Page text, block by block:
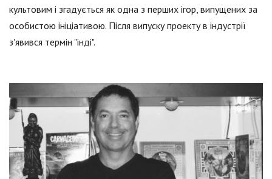
культовим і згадується як одна з перших ігор, випущених за
особистою ініціативою. Після випуску проекту в індустрії
з'явився термін "інді".